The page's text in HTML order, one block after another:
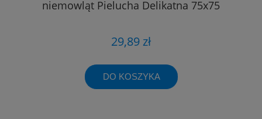
niemowląt Pielucha Delikatna 75x75
29,89 zł
DO KOSZYKA